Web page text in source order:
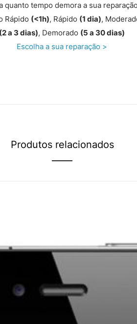
quanto tempo demora a sua
Rápido (<1h), Rápido (1 dia),
(2 a 3 dias), Demorado (5 a 30 dias)
Escolha a sua reparação >
Produtos relacionados